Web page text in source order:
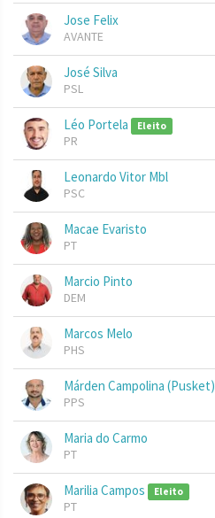
Jose Felix
AVANTE
José Silva
PSL
Léo Portela Eleito
PR
Leonardo Vitor Mbl
PSC
Macae Evaristo
PT
Marcio Pinto
DEM
Marcos Melo
PHS
Márden Campolina (Pusket)
PPS
Maria do Carmo
PT
Marilia Campos Eleito
PT